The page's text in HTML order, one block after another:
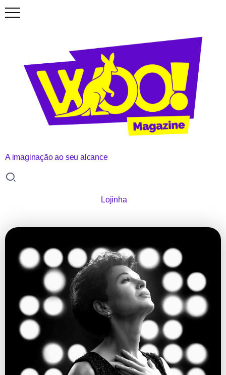
A imaginação ao seu alcance
Lojinha